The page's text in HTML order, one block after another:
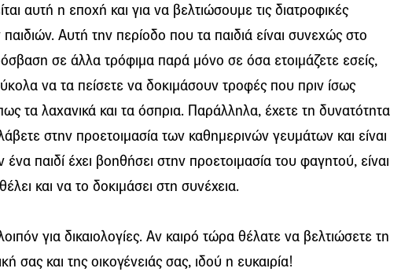
αυτή η εποχή και για να βελτιώσουμε τις διατροφικές
Αυτή την περίοδο που τα παιδιά είναι συνεχώς στο
σε άλλα τρόφιμα παρά μόνο σε όσα ετοιμάζετε εσείς,
να τα πείσετε να δοκιμάσουν τροφές που πριν ίσως
τα λαχανικά και τα όσπρια. Παράλληλα, έχετε τη δυνατότητα
στην προετοιμασία των καθημερινών γευμάτων και είναι
ένα παιδί έχει βοηθήσει στην προετοιμασία του φαγητού, είναι
και να το δοκιμάσει στη συνέχεια.
για δικαιολογίες. Αν καιρό τώρα θέλατε να βελτιώσετε τη
σας και της οικογένειάς σας, ιδού η ευκαιρία!